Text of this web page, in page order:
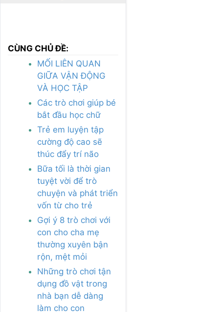
CÙNG CHỦ ĐỀ:
MỐI LIÊN QUAN
GIỮA VẬN ĐỘNG
VÀ HỌC TẬP
Các trò chơi giúp bé
bắt đầu học chữ
Trẻ em luyện tập
cường độ cao sẽ
thúc đẩy trí não
Bữa tối là thời gian
tuyệt vời để trò
chuyện và phát triển
vốn từ cho trẻ
Gợi ý 8 trò chơi với
con cho cha mẹ
thường xuyên bận
rộn, mệt mỏi
Những trò chơi tận
dụng đồ vật trong
nhà bạn dễ dàng
làm cho con